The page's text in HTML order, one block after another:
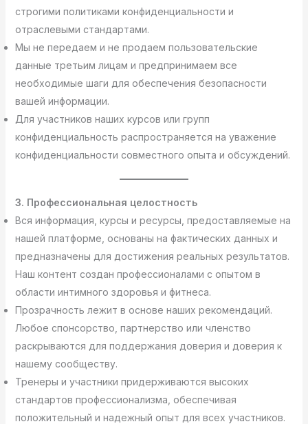
строгими политиками конфиденциальности и
отраслевыми стандартами.
Мы не передаем и не продаем пользовательские
данные третьим лицам и предпринимаем все
необходимые шаги для обеспечения безопасности
вашей информации.
Для участников наших курсов или групп
конфиденциальность распространяется на уважение
конфиденциальности совместного опыта и обсуждений.
3. Профессиональная целостность
Вся информация, курсы и ресурсы, предоставляемые на
нашей платформе, основаны на фактических данных и
предназначены для достижения реальных результатов.
Наш контент создан профессионалами с опытом в
области интимного здоровья и фитнеса.
Прозрачность лежит в основе наших рекомендаций.
Любое спонсорство, партнерство или членство
раскрываются для поддержания доверия и доверия к
нашему сообществу.
Тренеры и участники придерживаются высоких
стандартов профессионализма, обеспечивая
положительный и надежный опыт для всех участников.